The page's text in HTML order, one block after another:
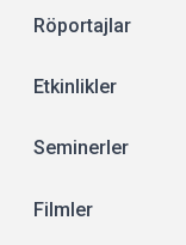
Röportajlar
Etkinlikler
Seminerler
Filmler